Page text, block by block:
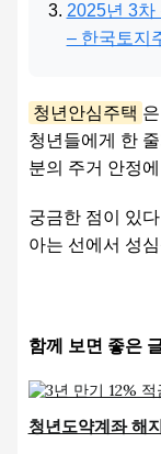
2025년 3차
– 한국토지
청년안심주택
청년들에게 한
분의 주거 안정
궁금한 점이 있
아는 선에서 성
함께 보면 좋은
청년도약계좌 해